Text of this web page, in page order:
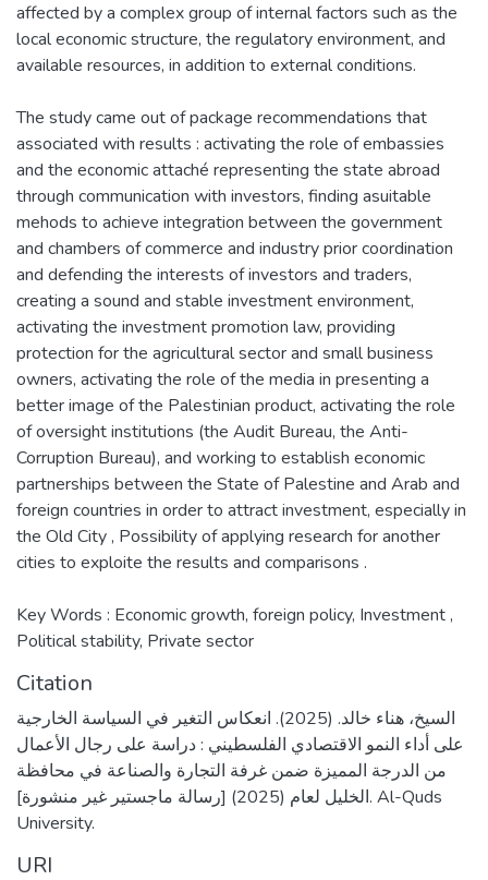
affected by a complex group of internal factors such as the
local economic structure, the regulatory environment, and
available resources, in addition to external conditions.
The study came out of package recommendations that
associated with results : activating the role of embassies
and the economic attaché representing the state abroad
through communication with investors, finding asuitable
mehods to achieve integration between the government
and chambers of commerce and industry prior coordination
and defending the interests of investors and traders,
creating a sound and stable investment environment,
activating the investment promotion law, providing
protection for the agricultural sector and small business
owners, activating the role of the media in presenting a
better image of the Palestinian product, activating the role
of oversight institutions (the Audit Bureau, the Anti-
Corruption Bureau), and working to establish economic
partnerships between the State of Palestine and Arab and
foreign countries in order to attract investment, especially in
the Old City , Possibility of applying research for another
cities to exploite the results and comparisons .
Key Words : Economic growth, foreign policy, Investment ,
Political stability, Private sector
Citation
السيخ، هناء خالد. (2025). انعكاس التغير في السياسة الخارجية
على أداء النمو الاقتصادي الفلسطيني : دراسة على رجال الأعمال
من الدرجة المميزة ضمن غرفة التجارة والصناعة في محافظة
الخليل لعام (2025) [رسالة ماجستير غير منشورة]. Al-Quds
University.
URI